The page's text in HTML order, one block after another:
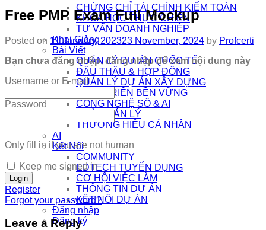
CHỨNG CHỈ TÀI CHÍNH KIỂM TOÁN
KHÓA HỌC THỰC CHIẾN
TƯ VẤN DOANH NGHIỆP
Khai Giảng
Bài Viết
QUẢN LÝ DỰ ÁN QUỐC TẾ
ĐẤU THẦU & HỢP ĐỒNG
QUẢN LÝ DỰ ÁN XÂY DỰNG
PHÁT TRIỂN BỀN VỮNG
CÔNG NGHỆ SỐ & AI
NHÀ QUẢN LÝ
THƯƠNG HIỆU CÁ NHÂN
AI
Kết Nối
COMMUNITY
EDTECH TUYỂN DỤNG
CƠ HỘI VIỆC LÀM
THÔNG TIN DỰ ÁN
KẾT NỐI DỰ ÁN
Đăng nhập
Đăng ký
Free PMP Exam Full Mockup
Posted on 11 January, 202323 November, 2024 by Profcerti
Bạn chưa đăng nhập, đăng nhập để xem nội dung này
Username or E-mail
Password
Only fill in if you are not human
Keep me signed in
Register
Forgot your password?
Leave a Reply